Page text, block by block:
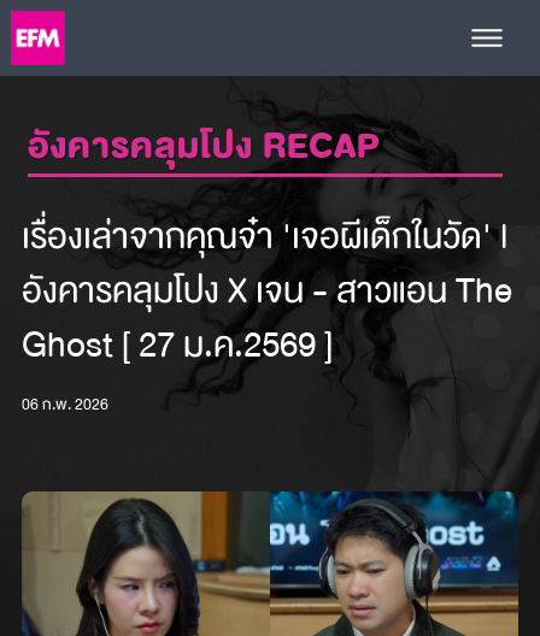
อังคารคลุมโปง RECAP
เรื่องเล่าจากคุณจ๋า 'เจอผีเด็กในวัด' l
อังคารคลุมโปง X เจน - สาวแอน The
Ghost [ 27 ม.ค.2569 ]
06 ก.พ. 2026